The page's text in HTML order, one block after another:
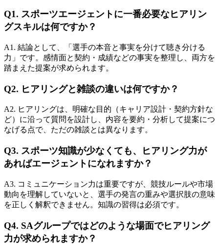
Q1. スポーツエージェントに一番必要なヒアリン
グスキルは何ですか？
A1. 結論として、「選手の本音と事実を分けて聴き分ける
力」です。感情面と契約・成績などの事実を整理し、両方を
踏まえた提案が求められます。
Q2. ヒアリングと雑談の違いは何ですか？
A2. ヒアリングは、明確な目的（キャリア設計・契約方針な
ど）に沿って質問を設計し、内容を要約・分析して提案につ
なげる点で、ただの雑談とは異なります。
Q3. スポーツ知識が少なくても、ヒアリング力が
あればエージェントになれますか？
A3. コミュニケーション力は重要ですが、競技ルールや市場
動向を理解していないと、選手の発言の重みや選択肢の意味
を正しく解釈できません。知識の習得は必須です。
Q4. SAグループではどのような場面でヒアリング
力が求められますか？